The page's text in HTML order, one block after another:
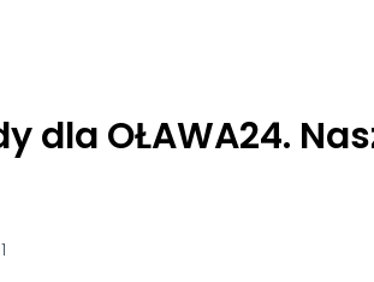
dla OŁAWA24.
Komentarze: 1